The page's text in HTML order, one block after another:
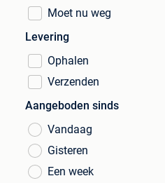
Moet nu weg
Levering
Ophalen
Verzenden
Aangeboden sinds
Vandaag
Gisteren
Een week